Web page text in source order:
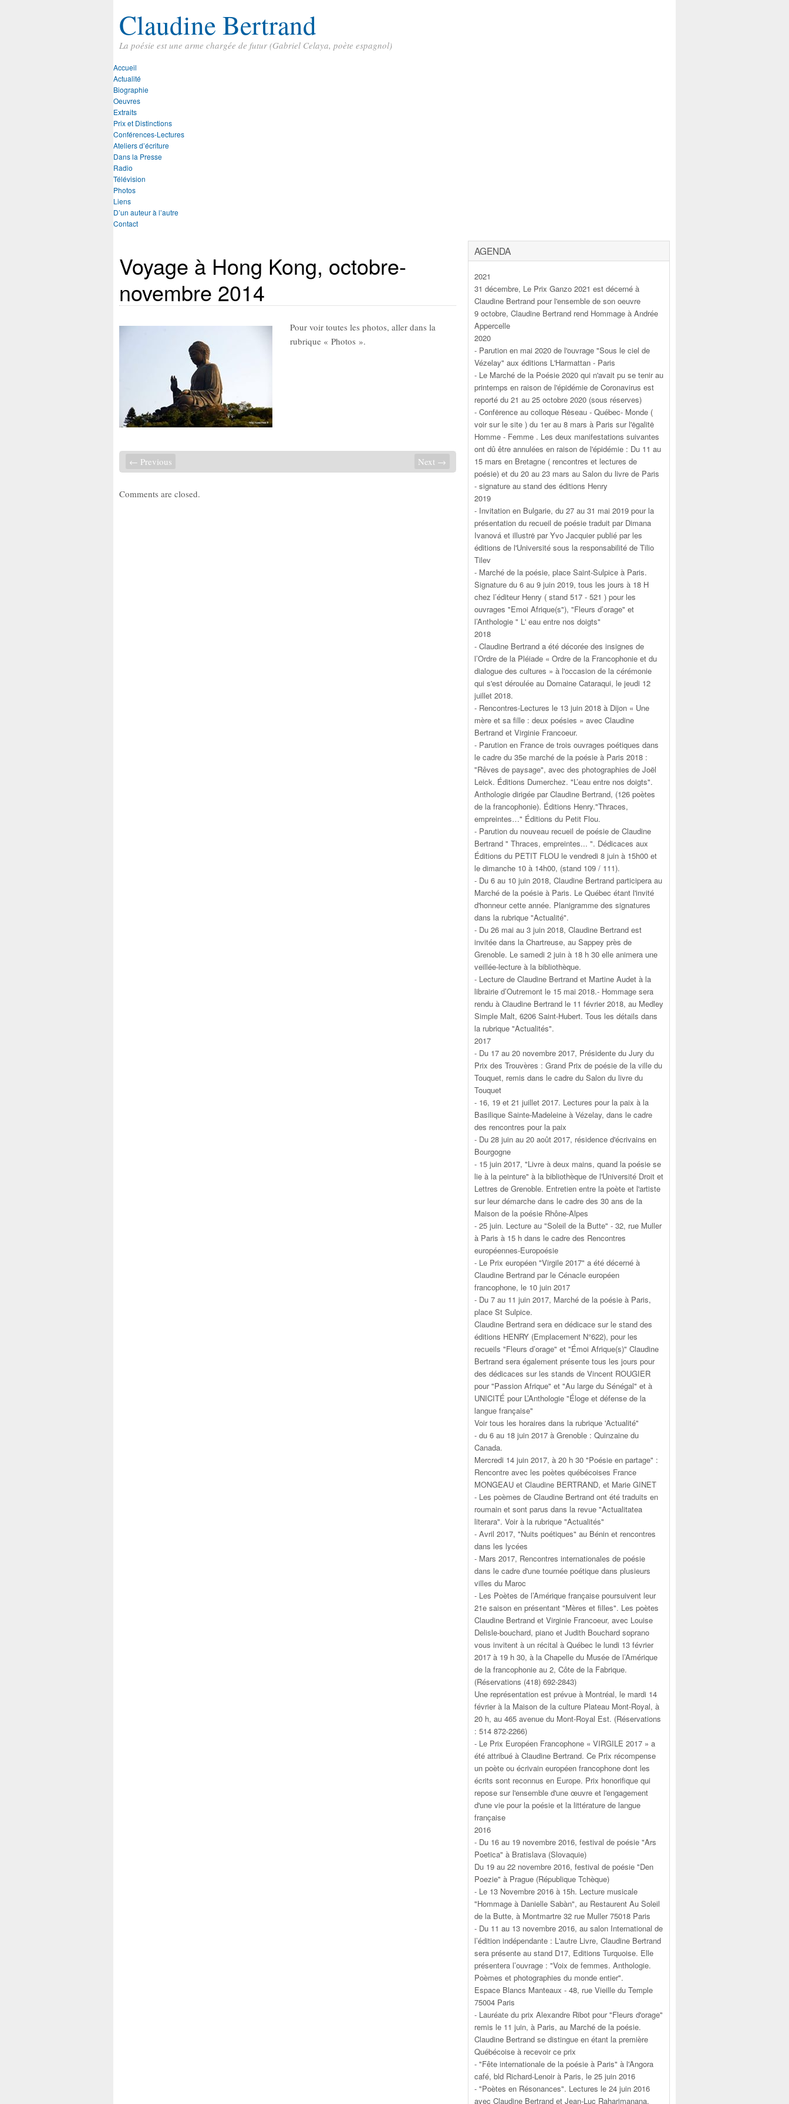
Claudine Bertrand
La poésie est une arme chargée de futur (Gabriel Celaya, poète espagnol)
Accueil
Actualité
Biographie
Oeuvres
Extraits
Prix et Distinctions
Conférences-Lectures
Ateliers d’écriture
Dans la Presse
Radio
Télévision
Photos
Liens
D’un auteur à l’autre
Contact
Voyage à Hong Kong, octobre-
novembre 2014
Pour voir toutes les photos, aller dans la
rubrique « Photos ».
← Previous Next →
Comments are closed.
AGENDA
2021
31 décembre, Le Prix Ganzo 2021 est décerné à
Claudine Bertrand pour l'ensemble de son oeuvre
9 octobre, Claudine Bertrand rend Hommage à Andrée
Appercelle
2020
- Parution en mai 2020 de l'ouvrage "Sous le ciel de
Vézelay" aux éditions L'Harmattan - Paris
- Le Marché de la Poésie 2020 qui n'avait pu se tenir au
printemps en raison de l'épidémie de Coronavirus est
reporté du 21 au 25 octobre 2020 (sous réserves)
- Confėrence au colloque Rėseau - Québec- Monde (
voir sur le site ) du 1er au 8 mars à Paris sur l'ėgalitė
Homme - Femme . Les deux manifestations suivantes
ont dû être annulées en raison de l'épidémie : Du 11 au
15 mars en Bretagne ( rencontres et lectures de
poésie) et du 20 au 23 mars au Salon du livre de Paris
- signature au stand des éditions Henry
2019
- Invitation en Bulgarie, du 27 au 31 mai 2019 pour la
présentation du recueil de poésie traduit par Dimana
Ivanová et illustrė par Yvo Jacquier publié par les
éditions de l'Université sous la responsabilité de Tilio
Tilev
- Marché de la poésie, place Saint-Sulpice à Paris.
Signature du 6 au 9 juin 2019, tous les jours à 18 H
chez l’éditeur Henry ( stand 517 - 521 ) pour les
ouvrages "Emoi Afrique(s"), "Fleurs d’orage" et
l’Anthologie " L' eau entre nos doigts"
2018
- Claudine Bertrand a été décorée des insignes de
l’Ordre de la Pléiade « Ordre de la Francophonie et du
dialogue des cultures » à l'occasion de la cérémonie
qui s'est déroulée au Domaine Cataraqui, le jeudi 12
juillet 2018.
- Rencontres-Lectures le 13 juin 2018 à Dijon « Une
mère et sa fille : deux poésies » avec Claudine
Bertrand et Virginie Francoeur.
- Parution en France de trois ouvrages poétiques dans
le cadre du 35e marché de la poésie à Paris 2018 :
"Rêves de paysage", avec des photographies de Joël
Leick. Éditions Dumerchez. "L’eau entre nos doigts".
Anthologie dirigée par Claudine Bertrand, (126 poètes
de la francophonie). Éditions Henry."Thraces,
empreintes…" Éditions du Petit Flou.
- Parution du nouveau recueil de poésie de Claudine
Bertrand " Thraces, empreintes... ". Dédicaces aux
Éditions du PETIT FLOU le vendredi 8 juin à 15h00 et
le dimanche 10 à 14h00, (stand 109 / 111).
- Du 6 au 10 juin 2018, Claudine Bertrand participera au
Marché de la poésie à Paris. Le Québec étant l'invité
d'honneur cette année. Planigramme des signatures
dans la rubrique "Actualité".
- Du 26 mai au 3 juin 2018, Claudine Bertrand est
invitée dans la Chartreuse, au Sappey près de
Grenoble. Le samedi 2 juin à 18 h 30 elle animera une
veillée-lecture à la bibliothèque.
- Lecture de Claudine Bertrand et Martine Audet à la
librairie d’Outremont le 15 mai 2018.- Hommage sera
rendu à Claudine Bertrand le 11 février 2018, au Medley
Simple Malt, 6206 Saint-Hubert. Tous les détails dans
la rubrique "Actualités".
2017
- Du 17 au 20 novembre 2017, Présidente du Jury du
Prix des Trouvères : Grand Prix de poésie de la ville du
Touquet, remis dans le cadre du Salon du livre du
Touquet
- 16, 19 et 21 juillet 2017. Lectures pour la paix à la
Basilique Sainte-Madeleine à Vézelay, dans le cadre
des rencontres pour la paix
- Du 28 juin au 20 août 2017, résidence d'écrivains en
Bourgogne
- 15 juin 2017, "Livre à deux mains, quand la poésie se
lie à la peinture" à la bibliothèque de l'Université Droit et
Lettres de Grenoble. Entretien entre la poète et l'artiste
sur leur démarche dans le cadre des 30 ans de la
Maison de la poésie Rhône-Alpes
- 25 juin. Lecture au "Soleil de la Butte" - 32, rue Muller
à Paris à 15 h dans le cadre des Rencontres
européennes-Europoésie
- Le Prix européen "Virgile 2017" a été décerné à
Claudine Bertrand par le Cénacle européen
francophone, le 10 juin 2017
- Du 7 au 11 juin 2017, Marché de la poésie à Paris,
place St Sulpice.
Claudine Bertrand sera en dédicace sur le stand des
éditions HENRY (Emplacement N°622), pour les
recueils "Fleurs d’orage" et "Émoi Afrique(s)" Claudine
Bertrand sera également présente tous les jours pour
des dédicaces sur les stands de Vincent ROUGIER
pour "Passion Afrique" et "Au large du Sénégal" et à
UNICITÉ pour L’Anthologie "Éloge et défense de la
langue française"
Voir tous les horaires dans la rubrique 'Actualité"
- du 6 au 18 juin 2017 à Grenoble : Quinzaine du
Canada.
Mercredi 14 juin 2017, à 20 h 30 "Poésie en partage" :
Rencontre avec les poètes québécoises France
MONGEAU et Claudine BERTRAND, et Marie GINET
- Les poèmes de Claudine Bertrand ont été traduits en
roumain et sont parus dans la revue "Actualitatea
literara". Voir à la rubrique "Actualités"
- Avril 2017, "Nuits poétiques" au Bénin et rencontres
dans les lycées
- Mars 2017, Rencontres internationales de poésie
dans le cadre d'une tournée poétique dans plusieurs
villes du Maroc
- Les Poètes de l’Amérique française poursuivent leur
21e saison en présentant "Mères et filles". Les poètes
Claudine Bertrand et Virginie Francoeur, avec Louise
Delisle-bouchard, piano et Judith Bouchard soprano
vous invitent à un récital à Québec le lundi 13 février
2017 à 19 h 30, à la Chapelle du Musée de l’Amérique
de la francophonie au 2, Côte de la Fabrique.
(Réservations (418) 692-2843)
Une représentation est prévue à Montréal, le mardi 14
février à la Maison de la culture Plateau Mont-Royal, à
20 h, au 465 avenue du Mont-Royal Est. (Réservations
: 514 872-2266)
- Le Prix Européen Francophone « VIRGILE 2017 » a
été attribué à Claudine Bertrand. Ce Prix récompense
un poète ou écrivain européen francophone dont les
écrits sont reconnus en Europe. Prix honorifique qui
repose sur l'ensemble d'une œuvre et l'engagement
d'une vie pour la poésie et la littérature de langue
française
2016
- Du 16 au 19 novembre 2016, festival de poésie "Ars
Poetica" à Bratislava (Slovaquie)
Du 19 au 22 novembre 2016, festival de poésie "Den
Poezie" à Prague (République Tchèque)
- Le 13 Novembre 2016 à 15h. Lecture musicale
"Hommage à Danielle Sabàn", au Restaurent Au Soleil
de la Butte, à Montmartre 32 rue Muller 75018 Paris
- Du 11 au 13 novembre 2016, au salon International de
l’édition indépendante : L'autre Livre, Claudine Bertrand
sera présente au stand D17, Editions Turquoise. Elle
présentera l’ouvrage : "Voix de femmes. Anthologie.
Poèmes et photographies du monde entier".
Espace Blancs Manteaux - 48, rue Vieille du Temple
75004 Paris
- Lauréate du prix Alexandre Ribot pour "Fleurs d'orage"
remis le 11 juin, à Paris, au Marché de la poésie.
Claudine Bertrand se distingue en étant la première
Québécoise à recevoir ce prix
- "Fête internationale de la poésie à Paris" à l'Angora
café, bld Richard-Lenoir à Paris, le 25 juin 2016
- "Poètes en Résonances". Lectures le 24 juin 2016
avec Claudine Bertrand et Jean-Luc Raharimanana,